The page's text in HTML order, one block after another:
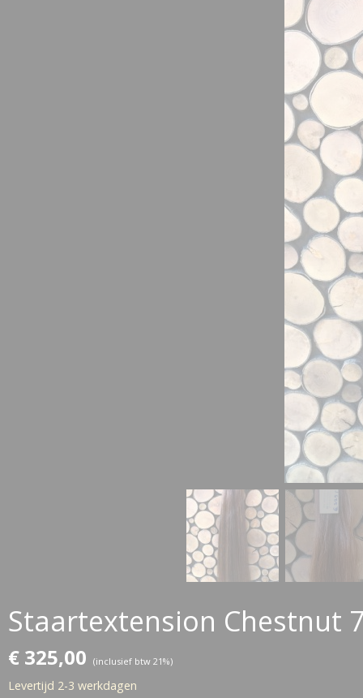
Staartextension Chestnut
€ 325,00 (inclusief btw 21%)
Levertijd 2-3 werkdagen